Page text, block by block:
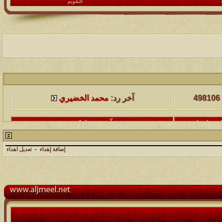
498106 آخر رد:محمد الخضيري
آخر مشاركة
آخر مشاركة
آخر مشاركة
97382 آخر رد:محمد الخضيري
إضافة إهداء - تعديل اهداء